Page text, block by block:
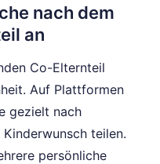
nach dem
an
Co-Elternteil
Auf Plattformen
gezielt nach
teilen.
persönliche